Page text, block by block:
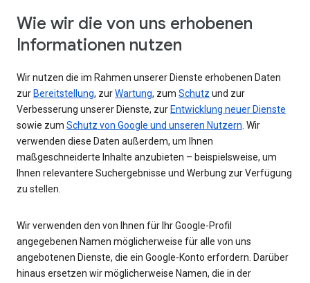
Wie wir die von uns erhobenen
Informationen nutzen
Wir nutzen die im Rahmen unserer Dienste erhobenen Daten
zur Bereitstellung, zurWartung, zum Schutz und zur
Verbesserung unserer Dienste, zur Entwicklung neuer Dienste
sowie zum Schutz von Google und unseren Nutzern. Wir
verwenden diese Daten außerdem, um Ihnen
maßgeschneiderte Inhalte anzubieten – beispielsweise, um
Ihnen relevantere Suchergebnisse und Werbung zur Verfügung
zu stellen.
Wir verwenden den von Ihnen für Ihr Google-Profil
angegebenen Namen möglicherweise für alle von uns
angebotenen Dienste, die ein Google-Konto erfordern. Darüber
hinaus ersetzen wir möglicherweise Namen, die in der